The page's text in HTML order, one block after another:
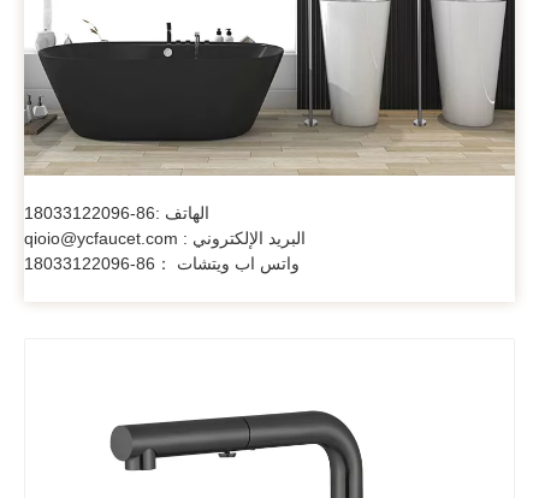
الهاتف :86-18033122096
البريد الإلكتروني : qioio@ycfaucet.com
واتس اب ويتشات ：86-18033122096